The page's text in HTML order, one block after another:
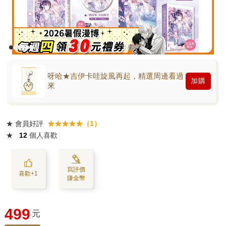
呀哈★吉伊卡哇旋風再起，精選周邊看過
來
加購
★ 會員好評 ★★★★★（1）
★
12 個人喜歡
喜歡+1
寫評價
賺金幣
499 元